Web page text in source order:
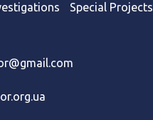
Special Projects